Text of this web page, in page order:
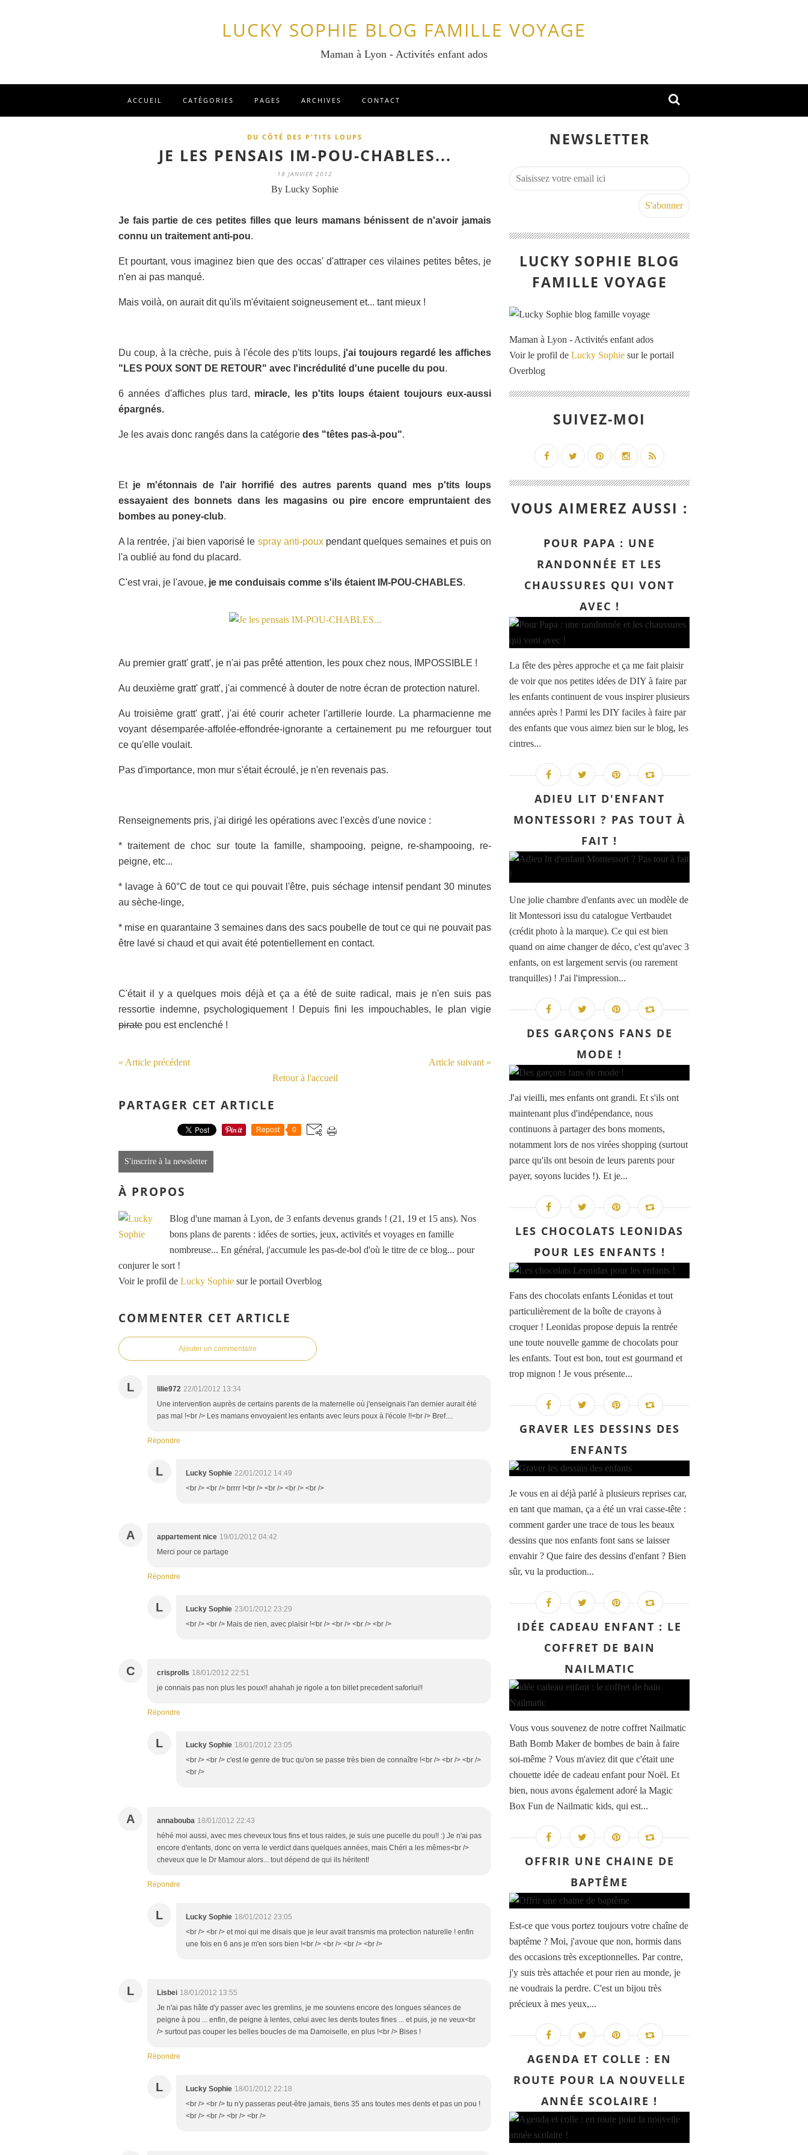
LUCKY SOPHIE BLOG FAMILLE VOYAGE
Maman à Lyon - Activités enfant ados
ACCUEIL CATÉGORIES PAGES ARCHIVES CONTACT
DU CÔTÉ DES P'TITS LOUPS
JE LES PENSAIS IM-POU-CHABLES...
18 JANVIER 2012
By Lucky Sophie
Je fais partie de ces petites filles que leurs mamans bénissent de n'avoir jamais
connu un traitement anti-pou.
Et pourtant, vous imaginez bien que des occas' d'attraper ces vilaines petites bêtes, je
n'en ai pas manqué.
Mais voilà, on aurait dit qu'ils m'évitaient soigneusement et... tant mieux !
Du coup, à la crèche, puis à l'école des p'tits loups, j'ai toujours regardé les affiches
"LES POUX SONT DE RETOUR" avec l'incrédulité d'une pucelle du pou.
6 années d'affiches plus tard, miracle, les p'tits loups étaient toujours eux-aussi
épargnés.
Je les avais donc rangés dans la catégorie des "têtes pas-à-pou".
Et je m'étonnais de l'air horrifié des autres parents quand mes p'tits loups
essayaient des bonnets dans les magasins ou pire encore empruntaient des
bombes au poney-club.
A la rentrée, j'ai bien vaporisé le spray anti-pouxpendant quelques semaines et puis on
l'a oublié au fond du placard.
C'est vrai, je l'avoue, je me conduisais comme s'ils étaient IM-POU-CHABLES.
Au premier gratt' gratt', je n'ai pas prêté attention, les poux chez nous, IMPOSSIBLE !
Au deuxième gratt' gratt', j'ai commencé à douter de notre écran de protection naturel.
Au troisième gratt' gratt', j'ai été courir acheter l'artillerie lourde. La pharmacienne me
voyant désemparée-affolée-effondrée-ignorante a certainement pu me refourguer tout
ce qu'elle voulait.
Pas d'importance, mon mur s'était écroulé, je n'en revenais pas.
Renseignements pris, j'ai dirigé les opérations avec l'excès d'une novice :
* traitement de choc sur toute la famille, shampooing, peigne, re-shampooing, re-
peigne, etc...
* lavage à 60°C de tout ce qui pouvait l'être, puis séchage intensif pendant 30 minutes
au sèche-linge,
* mise en quarantaine 3 semaines dans des sacs poubelle de tout ce qui ne pouvait pas
être lavé si chaud et qui avait été potentiellement en contact.
C'était il y a quelques mois déjà et ça a été de suite radical, mais je n'en suis pas
ressortie indemne, psychologiquement ! Depuis fini les impouchables, le plan vigie
pirate pou est enclenché !
« Article précédent
Article suivant »
Retour à l'accueil
PARTAGER CET ARTICLE
Repost 0
S'inscrire à la newsletter
À PROPOS
Blog d'une maman à Lyon, de 3 enfants devenus grands ! (21, 19 et 15 ans). Nos
bons plans de parents : idées de sorties, jeux, activités et voyages en famille
nombreuse... En général, j'accumule les pas-de-bol d'où le titre de ce blog... pour
conjurer le sort !
Voir le profil de Lucky Sophie sur le portail Overblog
COMMENTER CET ARTICLE
Ajouter un commentaire
L lilie972 22/01/2012 13:34
Une intervention auprès de certains parents de la maternelle où j'enseignais l'an dernier aurait été
pas mal !<br /> Les mamans envoyaient les enfants avec leurs poux à l'école !!<br /> Bref....
Répondre
L Lucky Sophie 22/01/2012 14:49
<br /> <br /> brrrr !<br /> <br /> <br /> <br />
A appartement nice 19/01/2012 04:42
Merci pour ce partage
Répondre
L Lucky Sophie 23/01/2012 23:29
<br /> <br /> Mais de rien, avec plaisir !<br /> <br /> <br /> <br />
C crisprolls 18/01/2012 22:51
je connais pas non plus les poux!! ahahah je rigole a ton billet precedent saforlui!!
Répondre
L Lucky Sophie 18/01/2012 23:05
<br /> <br /> c'est le genre de truc qu'on se passe très bien de connaître !<br /> <br /> <br />
<br />
A annabouba 18/01/2012 22:43
héhé moi aussi, avec mes cheveux tous fins et tous raides, je suis une pucelle du pou!! :) Je n'ai pas
encore d'enfants, donc on verra le verdict dans quelques années, mais Chéri a les mêmes<br />
cheveux que le Dr Mamour alors... tout dépend de qui ils héritent!
Répondre
L Lucky Sophie 18/01/2012 23:05
<br /> <br /> et moi qui me disais que je leur avait transmis ma protection naturelle ! enfin
une fois en 6 ans je m'en sors bien !<br /> <br /> <br /> <br />
L Lisbei 18/01/2012 13:55
Je n'ai pas hâte d'y passer avec les gremlins, je me souviens encore des longues séances de
peigne à pou ... enfin, de peigne à lentes, celui avec les dents toutes fines ... et puis, je ne veux<br
/> surtout pas couper les belles boucles de ma Damoiselle, en plus !<br /> Bises !
Répondre
L Lucky Sophie 18/01/2012 22:18
<br /> <br /> tu n'y passeras peut-être jamais, tiens 35 ans toutes mes dents et pas un pou !
<br /> <br /> <br /> <br />
NEWSLETTER
LUCKY SOPHIE BLOG
FAMILLE VOYAGE
Maman à Lyon - Activités enfant ados
Voir le profil de Lucky Sophie sur le portail
Overblog
SUIVEZ-MOI
VOUS AIMEREZ AUSSI :
POUR PAPA : UNE
RANDONNÉE ET LES
CHAUSSURES QUI VONT
AVEC !
La fête des pères approche et ça me fait plaisir
de voir que nos petites idées de DIY à faire par
les enfants continuent de vous inspirer plusieurs
années après ! Parmi les DIY faciles à faire par
des enfants que vous aimez bien sur le blog, les
cintres...
ADIEU LIT D'ENFANT
MONTESSORI ? PAS TOUT À
FAIT !
Une jolie chambre d'enfants avec un modèle de
lit Montessori issu du catalogue Vertbaudet
(crédit photo à la marque). Ce qui est bien
quand on aime changer de déco, c'est qu'avec 3
enfants, on est largement servis (ou rarement
tranquilles) ! J'ai l'impression...
DES GARÇONS FANS DE
MODE !
J'ai vieilli, mes enfants ont grandi. Et s'ils ont
maintenant plus d'indépendance, nous
continuons à partager des bons moments,
notamment lors de nos virées shopping (surtout
parce qu'ils ont besoin de leurs parents pour
payer, soyons lucides !). Et je...
LES CHOCOLATS LEONIDAS
POUR LES ENFANTS !
Fans des chocolats enfants Léonidas et tout
particulièrement de la boîte de crayons à
croquer ! Leonidas propose depuis la rentrée
une toute nouvelle gamme de chocolats pour
les enfants. Tout est bon, tout est gourmand et
trop mignon ! Je vous présente...
GRAVER LES DESSINS DES
ENFANTS
Je vous en ai déjà parlé à plusieurs reprises car,
en tant que maman, ça a été un vrai casse-tête :
comment garder une trace de tous les beaux
dessins que nos enfants font sans se laisser
envahir ? Que faire des dessins d'enfant ? Bien
sûr, vu la production...
IDÉE CADEAU ENFANT : LE
COFFRET DE BAIN
NAILMATIC
Vous vous souvenez de notre coffret Nailmatic
Bath Bomb Maker de bombes de bain à faire
soi-même ? Vous m'aviez dit que c'était une
chouette idée de cadeau enfant pour Noël. Et
bien, nous avons également adoré la Magic
Box Fun de Nailmatic kids, qui est...
OFFRIR UNE CHAINE DE
BAPTÊME
Est-ce que vous portez toujours votre chaîne de
baptême ? Moi, j'avoue que non, hormis dans
des occasions très exceptionnelles. Par contre,
j'y suis très attachée et pour rien au monde, je
ne voudrais la perdre. C'est un bijou très
précieux à mes yeux,...
AGENDA ET COLLE : EN
ROUTE POUR LA NOUVELLE
ANNÉE SCOLAIRE !